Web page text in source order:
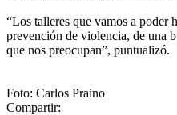
“Los talleres que vamos a poder
prevención de violencia, de una
que nos preocupan”, puntualizó.
Foto: Carlos Praino
Compartir: